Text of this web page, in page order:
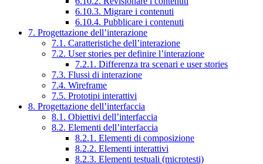
6.10.3. Migrare i contenuti
6.10.4. Pubblicare i contenuti
7. Progettazione dell’interazione
7.1. Caratteristiche dell’interazione
7.2. User stories per definire l’interazione
7.2.1. Differenza tra scenari e user stories
7.3. Flussi di interazione
7.4. Wireframe
7.5. Prototipi interattivi
8. Progettazione dell’interfaccia
8.1. Obiettivi dell’interfaccia
8.2. Elementi dell’interfaccia
8.2.1. Elementi di composizione
8.2.2. Elementi interattivi
8.2.3. Elementi testuali (microtesti)